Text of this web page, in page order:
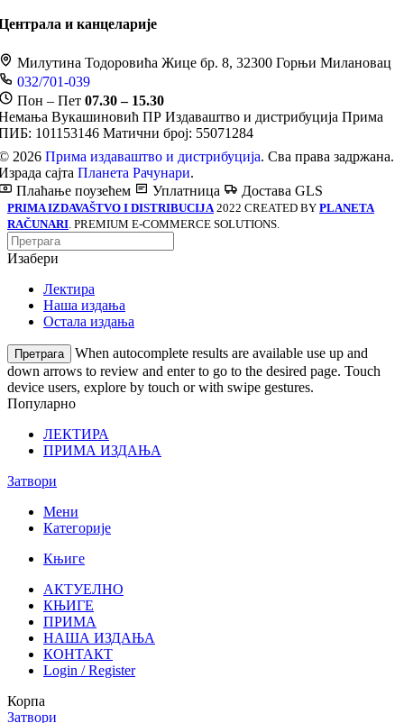
и канцеларије
Милутина Тодоровића Жице бр. 8, 32300 Горњи Милановац
032/701-039
Пон – Пет 07.30 – 15.30
Вукашиновић ПР Издаваштво и дистрибуција Прима
101153146 Матични број: 55071284
2026 Прима издаваштво и дистрибуција. Сва права задржана.
сајта Планета Рачунари.
Плаћање поузећем
Уплатница Достава GLS
PRIMA IZDAVAŠTVO I DISTRIBUCIJA 2022 CREATED BY PLANETA
RAČUNARI . PREMIUM E-COMMERCE SOLUTIONS.
Изабери
Лектира
Наша издања
Остала издања
Претрага
When autocomplete results are available use up and
down arrows to review and enter to go to the desired page. Touch
device users, explore by touch or with swipe gestures.
Популарно
ЛЕКТИРА
ПРИМА ИЗДАЊА
Затвори
Мени
Категорије
Књиге
АКТУЕЛНО
КЊИГЕ
ПРИМА
НАША ИЗДАЊА
КОНТАКТ
Login / Register
Корпа
Затвори